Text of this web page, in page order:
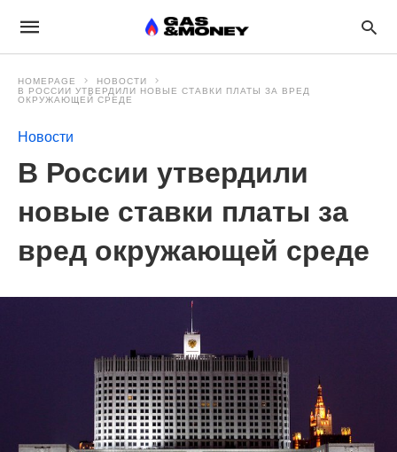
HOMEPAGE
НОВОСТИ
В РОССИИ УТВЕРДИЛИ НОВЫЕ СТАВКИ ПЛАТЫ ЗА ВРЕД
ОКРУЖАЮЩЕЙ СРЕДЕ
Новости
В России утвердили
новые ставки платы за
вред окружающей среде